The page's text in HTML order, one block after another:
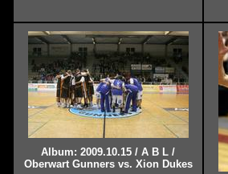
Album: 2009.10.15 / A B L /
Oberwart Gunners vs. Xion Dukes